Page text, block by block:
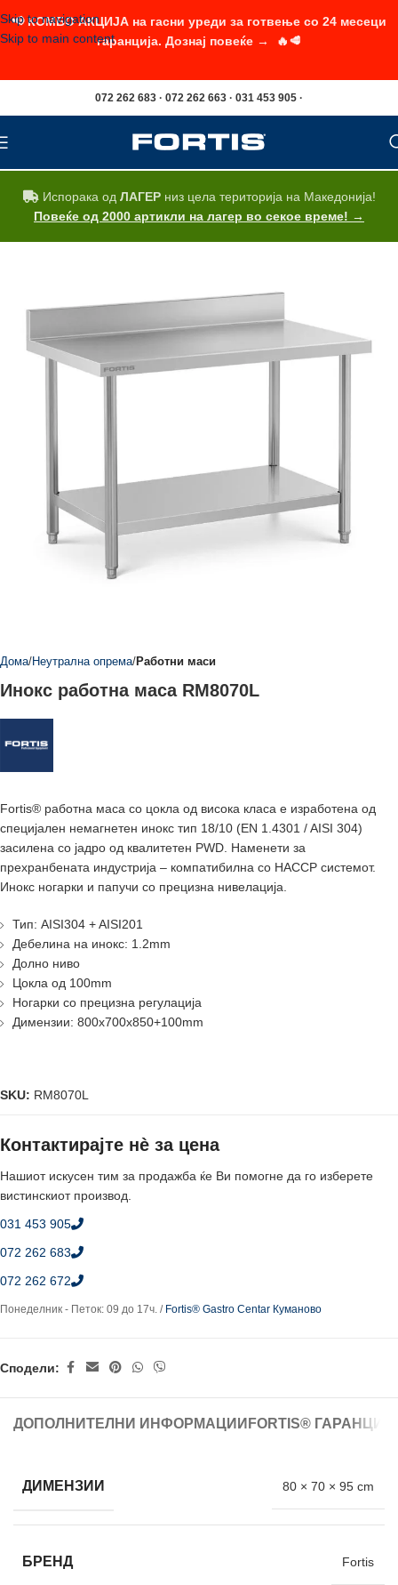
Skip to navigation
Skip to main content
072 262 683 · 072 262 663 · 031 453 905 ·
Испорака од ЛАГЕРниз цела територија на Македонија!
Повеќе од 2000 артикли на лагер во секое време! →
Дома Неутрална опрема Работни маси
Инокс работна маса RM8070L
Fortis® работнa масa со цокла од висока класа е изработенa од
специјален немагнетен инокс тип 18/10 (EN 1.4301 / AISI 304)
засиленa со јадро од квалитетен PWD. Наменети за
прехранбената индустрија – компатибилнa со HACCP системот.
Инокс ногарки и папучи со прецизна нивелација.
Тип: AISI304 + AISI201
Дебелина на инокс: 1.2mm
Долно ниво
Цокла од 100mm
Ногарки со прецизна регулација
Димензии: 800x700x850+100mm
SKU: RM8070L
Контактирајте нè за цена
Нашиот искусен тим за продажба ќе Ви помогне да го изберете
вистинскиот производ.
031 453 905
072 262 683
072 262 672
Понеделник - Петок: 09 до 17ч. / Fortis® Gastro Centar Куманово
Сподели:
ДОПОЛНИТЕЛНИ ИНФОРМАЦИИ FORTIS®
ДИМЕНЗИИ 80 × 70 × 95 cm
БРЕНД Fortis
📢 КОМБО АКЦИЈА на гасни уреди за готвење со 24 месеци
гаранција. Дознај повеќе → 🔥🥩